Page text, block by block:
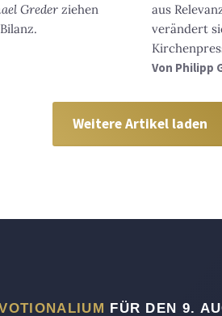
Greder ziehen
Bilanz.
aus
verändert
Von Philipp
Weitere Artikel laden
FÜR DEN 9.